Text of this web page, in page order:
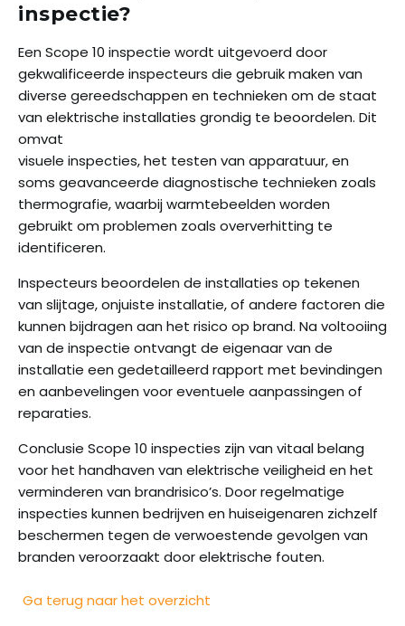
inspectie?
Een Scope 10 inspectie wordt uitgevoerd door
gekwalificeerde inspecteurs die gebruik maken van
diverse gereedschappen en technieken om de staat
van elektrische installaties grondig te beoordelen. Dit
omvat
visuele inspecties, het testen van apparatuur, en
soms geavanceerde diagnostische technieken zoals
thermografie, waarbij warmtebeelden worden
gebruikt om problemen zoals oververhitting te
identificeren.
Inspecteurs beoordelen de installaties op tekenen
van slijtage, onjuiste installatie, of andere factoren die
kunnen bijdragen aan het risico op brand. Na voltooiing
van de inspectie ontvangt de eigenaar van de
installatie een gedetailleerd rapport met bevindingen
en aanbevelingen voor eventuele aanpassingen of
reparaties.
Conclusie Scope 10 inspecties zijn van vitaal belang
voor het handhaven van elektrische veiligheid en het
verminderen van brandrisico’s. Door regelmatige
inspecties kunnen bedrijven en huiseigenaren zichzelf
beschermen tegen de verwoestende gevolgen van
branden veroorzaakt door elektrische fouten.
Ga terug naar het overzicht